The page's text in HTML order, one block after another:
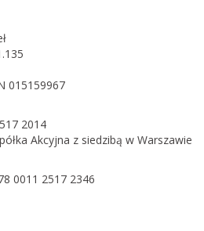
015159967
2014
Akcyjna z siedzibą w Warszawie
0011 2517 2346